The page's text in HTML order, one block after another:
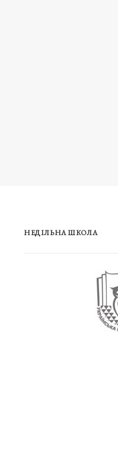
НЕДІЛЬНА ШКОЛА